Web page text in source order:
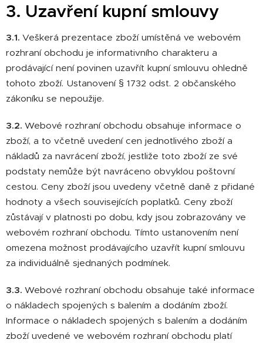
3. Uzavření kupní smlouvy
3.1. Veškerá prezentace zboží umístěná ve webovém
rozhraní obchodu je informativního charakteru a
prodávající není povinen uzavřít kupní smlouvu ohledně
tohoto zboží. Ustanovení § 1732 odst. 2 občanského
zákoníku se nepoužije.
3.2. Webové rozhraní obchodu obsahuje informace o
zboží, a to včetně uvedení cen jednotlivého zboží a
nákladů za navrácení zboží, jestliže toto zboží ze své
podstaty nemůže být navráceno obvyklou poštovní
cestou. Ceny zboží jsou uvedeny včetně daně z přidané
hodnoty a všech souvisejících poplatků. Ceny zboží
zůstávají v platnosti po dobu, kdy jsou zobrazovány ve
webovém rozhraní obchodu. Tímto ustanovením není
omezena možnost prodávajícího uzavřít kupní smlouvu
za individuálně sjednaných podmínek.
3.3. Webové rozhraní obchodu obsahuje také informace
o nákladech spojených s balením a dodáním zboží.
Informace o nákladech spojených s balením a dodáním
zboží uvedené ve webovém rozhraní obchodu platí